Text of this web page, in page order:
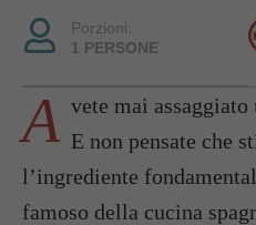
Porzioni:
1 PERSONE
A vete mai assaggiato
E non pensate che
l’ingrediente
famoso della cucina